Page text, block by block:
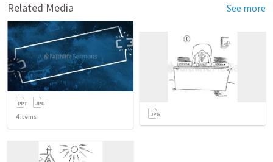
Related Media See more
4items